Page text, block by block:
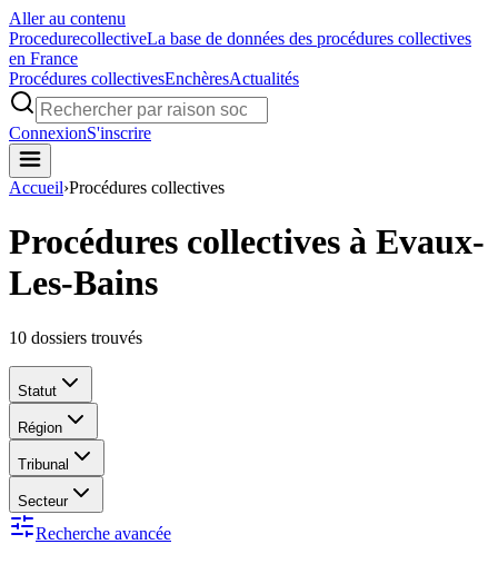
Aller au contenu
ProcedurecollectiveLa base de données des procédures collectives
en France
Procédures collectivesEnchèresActualités
ConnexionS'inscrire
Accueil›Procédures collectives
Procédures collectives à Evaux-
Les-Bains
10 dossiers trouvés
Statut
Région
Tribunal
Secteur
Recherche avancée